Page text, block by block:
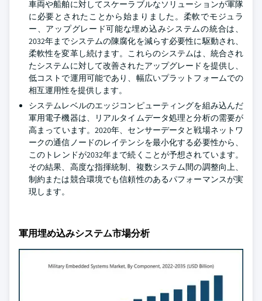
車両や船舶に対してスケーラブルなソリューションが軍隊
に必要とされたことから始まりました。柔軟でモジュラ
ー、アップグレード可能な埋め込みシステムの統合は、
2032年までシステムの陳腐化を減らす必要性に駆動され、
柔軟性を変革し続けます。これらのシステムは、統合され
たシステムに対して改善されたアップグレードを提供し、
低コストで運用可能であり、幅広いプラットフォームでの
相互運用性を提供します。
システムレベルのエッジコンピューティングを組み込んだ
軍用電子機器は、リアルタイムデータ処理と分析の需要が
高まっています。2020年、センサーデータと戦場ネットワ
ークの通信ノードのレイテンシを最小化する必要性から、
このトレンドが2032年まで続くことが予想されています。
その結果、高度な指揮統制、複数システム間の調整向上、
制約または競合環境でも信頼性のあるパフォーマンスが実
現します。
軍用埋め込みシステム市場分析